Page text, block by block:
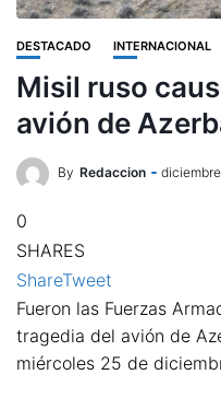
DESTACADO INTERNACIONAL
Misil ruso
avión de
By Redaccion
0
SHARES
ShareTweet
Fueron las Fuerzas
tragedia del avión de
miércoles 25 de